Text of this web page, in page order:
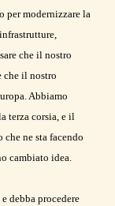
per modernizzare la
che il nostro
che il nostro
Abbiamo
terza corsia, e il
che ne sta facendo
cambiato idea.
debba procedere